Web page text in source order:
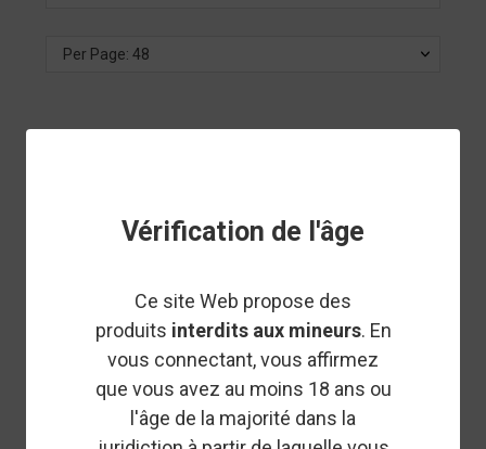
Vérification de l'âge
Ce site Web propose des
produits interdits aux mineurs. En
vous connectant, vous affirmez
que vous avez au moins 18 ans ou
l'âge de la majorité dans la
Per Page: 48
IVORY
CRUMBLE AK0 - CONCENTRÉ
CBD - IVORY
RUPTURE DE STOCK